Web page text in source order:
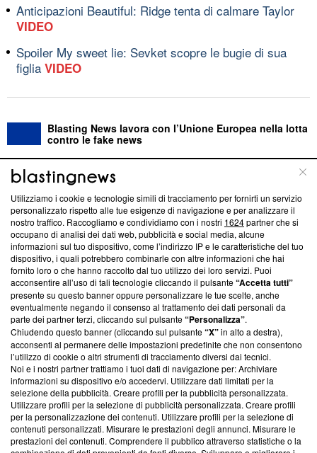
Anticipazioni Beautiful: Ridge tenta di calmare Taylor
VIDEO
Spoiler My sweet lie: Sevket scopre le bugie di sua
figlia VIDEO
Blasting News lavora con l’Unione Europea nella lotta
contro le fake news
ABOUT LINEA EDITORIALE
Questa sezione offre informazioni trasparenti su Blasting
News, sui nostri processi editoriali e su come ci impegniamo a
creare news di qualità. Inoltre, afferma la nostra aderenza a
‘Trust Project - News with Integrity’Blasting News non è
ancora membro del programma, ma ha richiesto di farne
parte; Trust Project non ha ancora effettuato una verifica di
conformità agli standard.
Su di noi
Team editoriale
Corporate
Redazione
Informativa Privacy
Utilizziamo i cookie e tecnologie simili di tracciamento per fornirti un servizio
personalizzato rispetto alle tue esigenze di navigazione e per analizzare il
nostro traffico. Raccogliamo e condividiamo con i nostri 1624partner che si
occupano di analisi dei dati web, pubblicità e social media, alcune
informazioni sul tuo dispositivo, come l’indirizzo IP e le caratteristiche del tuo
dispositivo, i quali potrebbero combinarle con altre informazioni che hai
fornito loro o che hanno raccolto dal tuo utilizzo dei loro servizi. Puoi
acconsentire all’uso di tali tecnologie cliccando il pulsante“Accetta tutti”
presente su questo banner oppure personalizzare le tue scelte, anche
eventualmente negando il consenso al trattamento dei dati personali da
parte dei partner terzi, cliccando sul pulsante“Personalizza”.
Chiudendo questo banner (cliccando sul pulsante“X”in alto a destra),
acconsenti al permanere delle impostazioni predefinite che non consentono
l’utilizzo di cookie o altri strumenti di tracciamento diversi dai tecnici.
Noi e i nostri partner trattiamo i tuoi dati di navigazione per: Archiviare
informazioni su dispositivo e/o accedervi. Utilizzare dati limitati per la
selezione della pubblicità. Creare profili per la pubblicità personalizzata.
Utilizzare profili per la selezione di pubblicità personalizzata. Creare profili
per la personalizzazione dei contenuti. Utilizzare profili per la selezione di
contenuti personalizzati. Misurare le prestazioni degli annunci. Misurare le
prestazioni dei contenuti. Comprendere il pubblico attraverso statistiche o la